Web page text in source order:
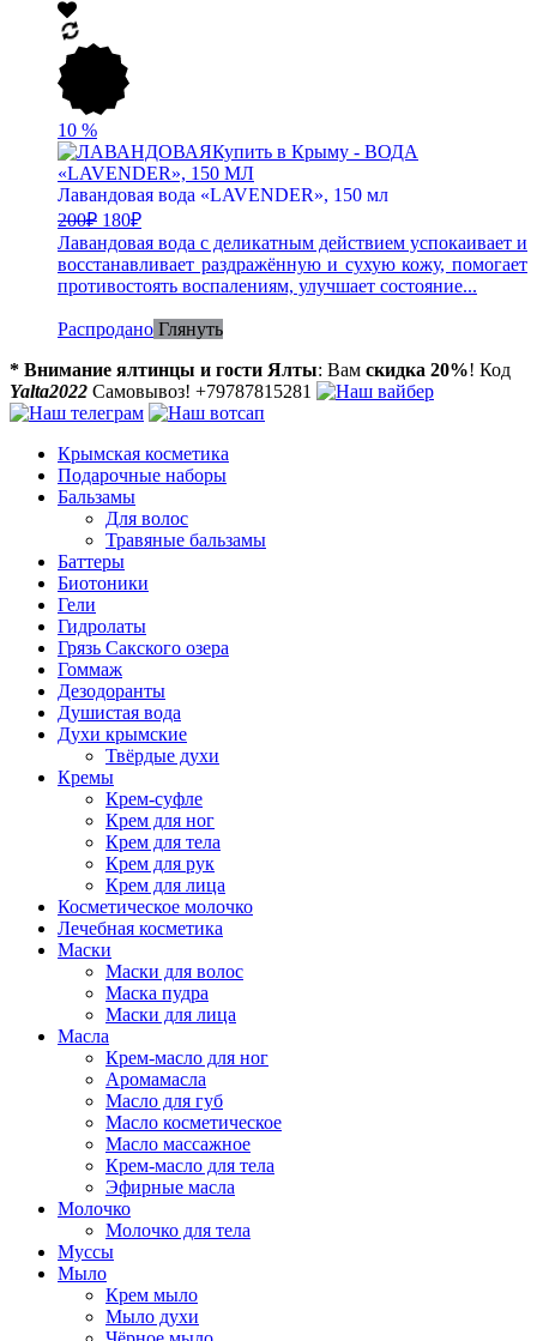
10 %
Лавандовая вода «LAVENDER», 150 мл
200₽ 180₽
Лавандовая вода с деликатным действием успокаивает и
восстанавливает раздражённую и сухую кожу, помогает
противостоять воспалениям, улучшает состояние...
Распродано Глянуть
* Внимание ялтинцы и гости Ялты: Вам скидка 20%! Код
Yalta2022 Самовывоз! +79787815281
Крымская косметика
Подарочные наборы
Бальзамы
Для волос
Травяные бальзамы
Баттеры
Биотоники
Гели
Гидролаты
Грязь Сакского озера
Гоммаж
Дезодоранты
Душистая вода
Духи крымские
Твёрдые духи
Кремы
Крем-суфле
Крем для ног
Крем для тела
Крем для рук
Крем для лица
Косметическое молочко
Лечебная косметика
Маски
Маски для волос
Маска пудра
Маски для лица
Масла
Крем-масло для ног
Аромамасла
Масло для губ
Масло косметическое
Масло массажное
Крем-масло для тела
Эфирные масла
Молочко
Молочко для тела
Муссы
Мыло
Крем мыло
Мыло духи